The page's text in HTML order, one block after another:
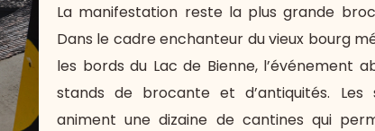
La manifestation reste la plus grande
Dans le cadre enchanteur du vieux bourg
les bords du Lac de Bienne, l’événement
stands de brocante et d’antiquités. Les
animent une dizaine de cantines qui